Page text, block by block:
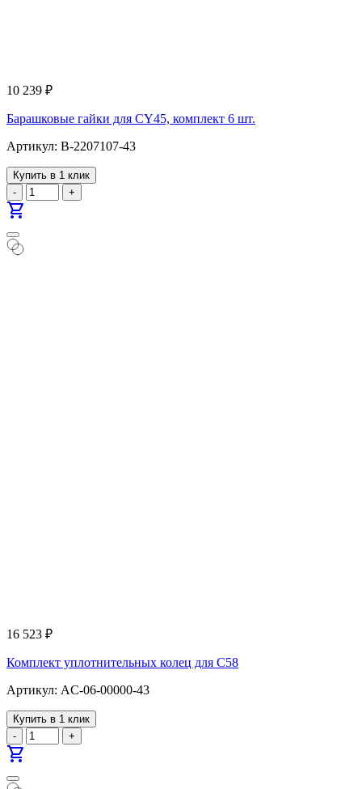
10 239 ₽
Барашковые гайки для CY45, комплект 6 шт.
Артикул: B-2207107-43
Купить в 1 клик
-
+
shopping_cart
16 523 ₽
Комплект уплотнительных колец для С58
Артикул: AC-06-00000-43
Купить в 1 клик
-
+
shopping_cart